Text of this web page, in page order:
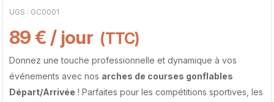
UGS : GC0001
89€ / jour (TTC)
Donnez une touche professionnelle et dynamique à vos
événements avec nos arches de courses gonflables
Départ/Arrivée ! Parfaites pour les compétitions sportives, les